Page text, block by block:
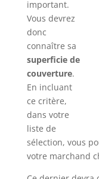
important.
Vous devrez
donc
connaître sa
superficie de
couverture.
En incluant
ce critère,
dans votre
liste de
sélection, vous
votre marchand